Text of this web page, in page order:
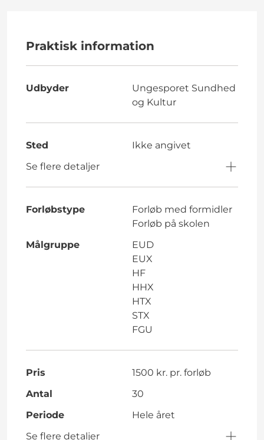
Praktisk information
Udbyder
Ungesporet Sundhed
og Kultur
Sted
Ikke angivet
Se flere detaljer
Forløbstype
Forløb med formidler
Forløb på skolen
Målgruppe
EUD
EUX
HF
HHX
HTX
STX
FGU
Pris
1500 kr. pr. forløb
Antal
30
Periode
Hele året
Se flere detaljer